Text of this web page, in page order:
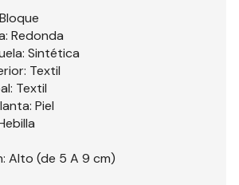
Redonda
Sintética
Textil
Textil
Piel
Alto (de 5 A 9 cm)